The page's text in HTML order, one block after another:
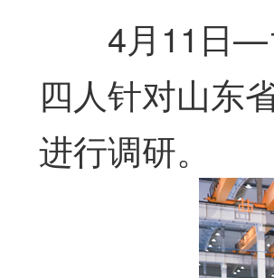
4月11日
四人针对山东
进行调研。